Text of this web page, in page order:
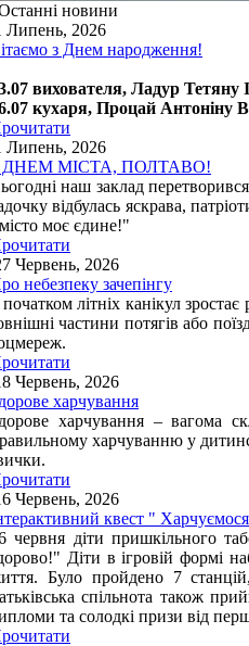
новини
Липень, 2026
з Днем народження!
вихователя, Ладур Тетяну
кухаря, Процай Антоніну
Липень, 2026
ДНЕМ МІСТА, ПОЛТАВО!
наш заклад
відбулась яскрава,
моє єдине!"
Червень, 2026
небезпеку зачепінгу
літніх канікул
частини потягів або
Червень, 2026
харчування
харчування – вагома
харчуванню у
Червень, 2026
квест "
червня діти пришкільного
Діти в ігровій формі
Було пройдено 7
спільнота також
та солодкі призи від